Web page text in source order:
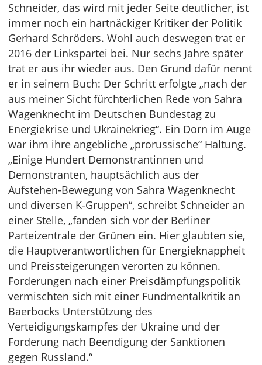
Schneider, das wird mit jeder Seite deutlicher, ist
immer noch ein hartnäckiger Kritiker der Politik
Gerhard Schröders. Wohl auch deswegen trat er
2016 der Linkspartei bei. Nur sechs Jahre später
trat er aus ihr wieder aus. Den Grund dafür nennt
er in seinem Buch: Der Schritt erfolgte „nach der
aus meiner Sicht fürchterlichen Rede von Sahra
Wagenknecht im Deutschen Bundestag zu
Energiekrise und Ukrainekrieg“. Ein Dorn im Auge
war ihm ihre angebliche „prorussische“ Haltung.
„Einige Hundert Demonstrantinnen und
Demonstranten, hauptsächlich aus der
Aufstehen-Bewegung von Sahra Wagenknecht
und diversen K-Gruppen“, schreibt Schneider an
einer Stelle, „fanden sich vor der Berliner
Parteizentrale der Grünen ein. Hier glaubten sie,
die Hauptverantwortlichen für Energieknappheit
und Preissteigerungen verorten zu können.
Forderungen nach einer Preisdämpfungspolitik
vermischten sich mit einer Fundmentalkritik an
Baerbocks Unterstützung des
Verteidigungskampfes der Ukraine und der
Forderung nach Beendigung der Sanktionen
gegen Russland.“